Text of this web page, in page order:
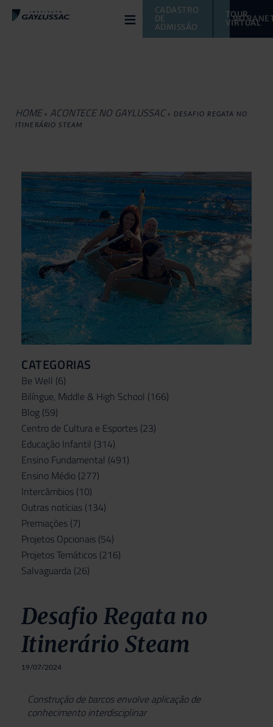
≡
CADASTRO
DE
ADMISSÃO
TOUR
VIRTUAL
HOME » ACONTECE NO GAYLUSSAC »
DESAFIO REGATA NO
ITINERÁRIO STEAM
CATEGORIAS
Be Well (6)
Bilíngue, Middle & High School (166)
Blog (59)
Centro de Cultura e Esportes (23)
Educação Infantil (314)
Ensino Fundamental (491)
Ensino Médio (277)
Intercâmbios (10)
Outras notícias (134)
Premiações (7)
Projetos Opcionais (54)
Projetos Temáticos (216)
Salvaguarda (26)
Desafio Regata no
Itinerário Steam
19/07/2024
Construção de barcos envolve aplicação de
conhecimento interdisciplinar